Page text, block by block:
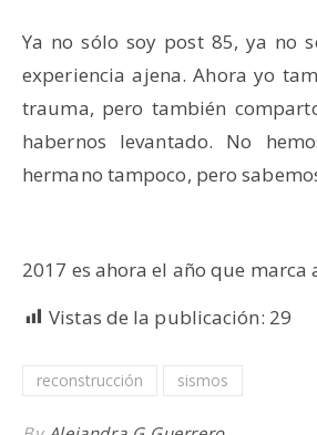
Ya no sólo soy post 85, ya no
experiencia ajena. Ahora yo
trauma, pero también
habernos levantado. No
hermano tampoco, pero
2017 es ahora el año que marca
Vistas de la publicación: 29
reconstrucción sismos